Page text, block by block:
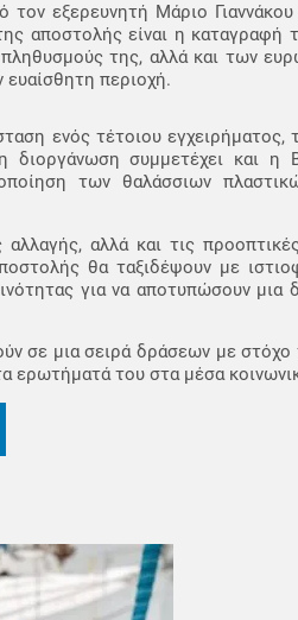
εξερευνητή Μάριο Γιαννάκου
αποστολής είναι η
της, αλλά και των
περιοχή.
ενός τέτοιου εγχειρήματος,
διοργάνωση συμμετέχει και η
των θαλάσσιων
αλλά και τις
θα ταξιδέψουν με
για να αποτυπώσουν μια
σε μια σειρά δράσεων με στόχο
ερωτήματά του στα μέσα